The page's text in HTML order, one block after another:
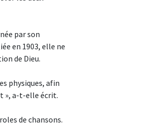
par son
en 1903, elle ne
de Dieu.
physiques, afin
», a-t-elle écrit.
de chansons.